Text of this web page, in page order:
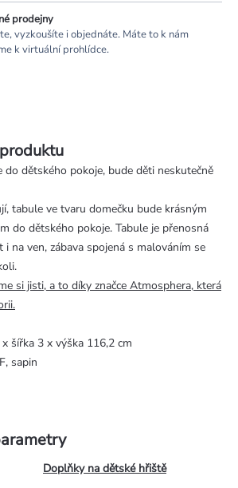
prodejny
vyzkoušíte i objednáte. Máte to k nám
k virtuální prohlídce.
do dětského pokoje, bude děti neskutečně
tabule ve tvaru domečku bude krásným
do dětského pokoje. Tabule je přenosná
i na ven, zábava spojená s malováním se
si jisti, a to díky značce Atmosphera, která
šířka 3 x výška 116,2 cm
sapin
Doplňky na dětské hřiště